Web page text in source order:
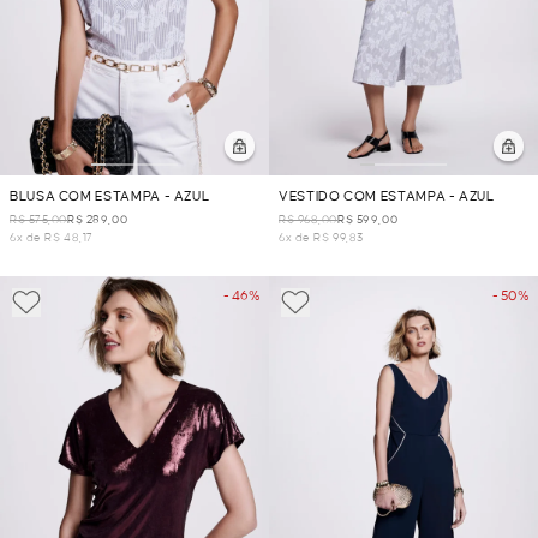
BLUSA COM ESTAMPA - AZUL
R$ 575,00R$ 289,00
6x de R$ 48,17
VESTIDO COM ESTAMPA - AZUL
R$ 968,00R$ 599,00
6x de R$ 99,83
- 46% - 50%